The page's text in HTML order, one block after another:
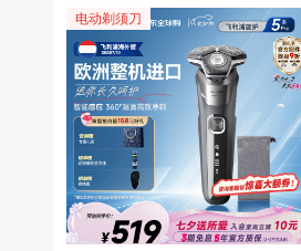
电动剃须刀